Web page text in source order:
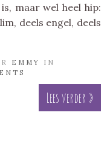
maar wel heel hip:
deels engel, deels
EMMY
IN
Lees verder »